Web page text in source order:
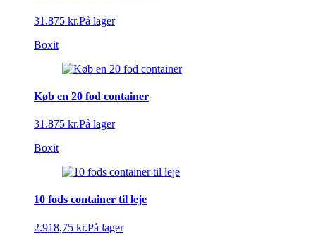
31.875 kr.På lager
Boxit
Køb en 20 fod container
31.875 kr.På lager
Boxit
10 fods container til leje
2.918,75 kr.På lager